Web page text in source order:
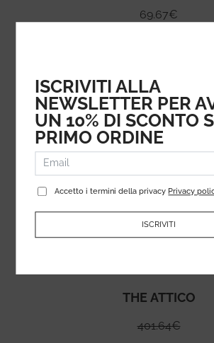
69.67€
THE ATTICO
401.64€
ISCRIVITI ALLA
NEWSLETTER PER
UN 10% DI SCONTO
PRIMO ORDINE
Accetto i termini della privacy Privacy
ISCRIVITI